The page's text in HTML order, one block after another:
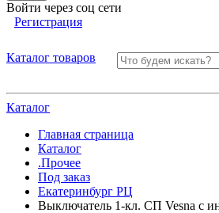
Войти через соц сети
Регистрация
Каталог товаров
Каталог
Главная страница
Каталог
.Прочее
Под заказ
Екатеринбург РЦ
Выключатель 1-кл. СП Vesna с